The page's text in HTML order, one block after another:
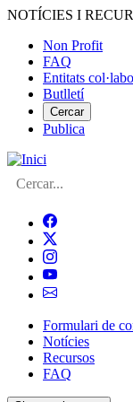
Vés
contingut
NOTÍCIES I
Menú
del
compte
d'usuari
Non Profit
FAQ
Entitats
Butlletí
Cercar
Publica
Cerca
Navegació
principal
de
Formulari de
Notícies
Recursos
FAQ